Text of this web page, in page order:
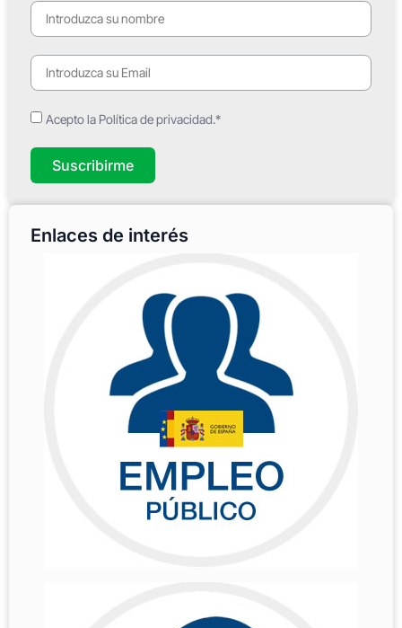
Acepto la Política de privacidad.*
Suscribirme
Enlaces de interés